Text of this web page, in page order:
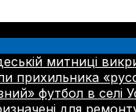
митниці
прихильника
футбол в селі
для